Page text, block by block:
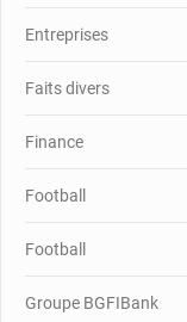
Entreprises
Faits divers
Finance
Football
Football
Groupe BGFIBank